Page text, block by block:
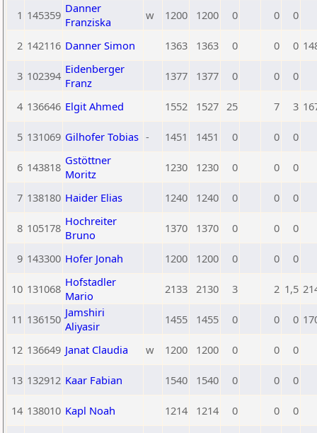
1 145359 Danner
Franziska
w 1200 1200 0 0 0
2 142116 Danner Simon 1363 1363 0 0 0
3 102394 Eidenberger
Franz
1377 1377 0 0 0
4 136646 Elgit Ahmed 1552 1527 25 7 3
5 131069 Gilhofer Tobias - 1451 1451 0 0 0
6 143818 Gstöttner
Moritz
1230 1230 0 0 0
7 138180 Haider Elias 1240 1240 0 0 0
8 105178 Hochreiter
Bruno
1370 1370 0 0 0
9 143300 Hofer Jonah 1200 1200 0 0 0
10 131068 Hofstadler
Mario
2133 2130 3 2 1,5
11 136150 Jamshiri
Aliyasir
1455 1455 0 0 0
12 136649 Janat Claudia w 1200 1200 0 0 0
13 132912 Kaar Fabian 1540 1540 0 0 0
14 138010 Kapl Noah 1214 1214 0 0 0